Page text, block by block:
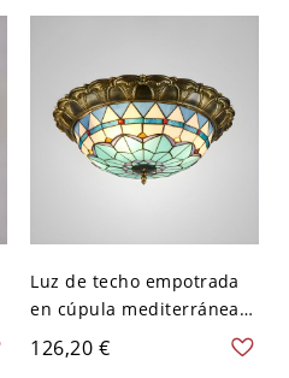
120 V
Luz de techo empotrada
en cúpula mediterránea
con vidrio artístico
enrollado a mano y LED
126,20 €